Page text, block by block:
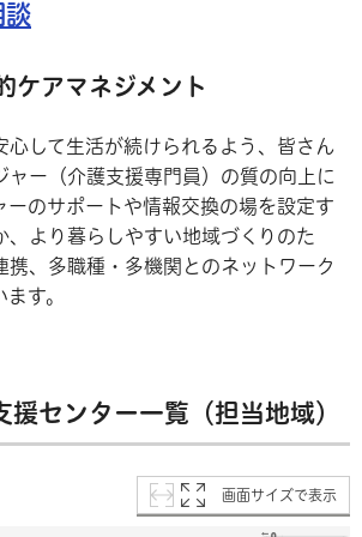
談
ケアマネジメント
心して生活が続けられるよう、皆さん
ャー（介護支援専門員）の質の向上に
ーのサポートや情報交換の場を設定す
、より暮らしやすい地域づくりのた
携、多職種・多機関とのネットワーク
す。
援センター一覧（担当地域）
画面サイズで表示